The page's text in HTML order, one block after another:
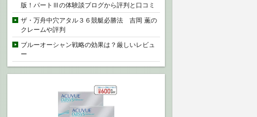
版！パートⅢの体験談ブログから評判と口コミ
ザ・万舟中穴アタル３６競艇必勝法 吉岡 薫の
クレームや評判
ブルーオーシャン戦略の効果は？厳しいレビュ
ー